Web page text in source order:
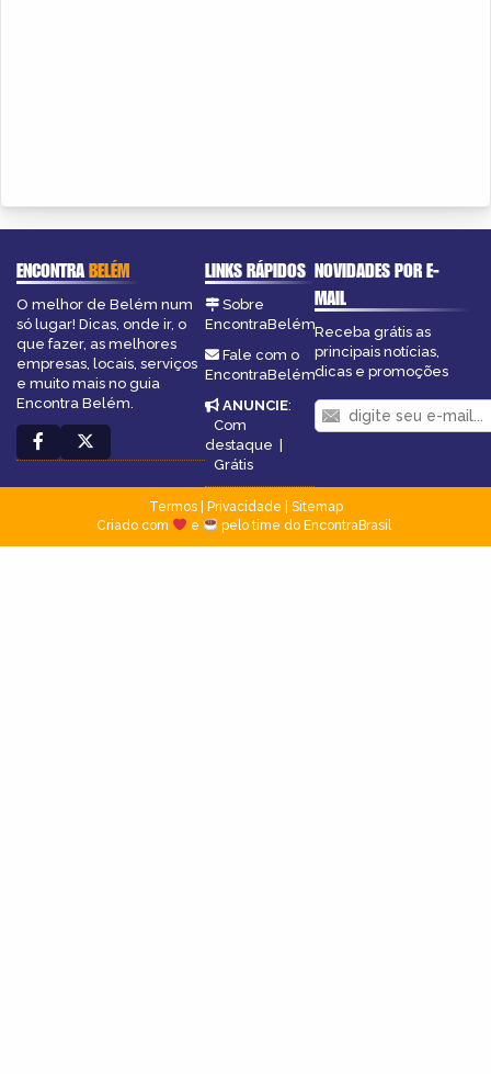
ENCONTRABELÉM
O melhor de Belém num
só lugar! Dicas, onde ir, o
que fazer, as melhores
empresas, locais, serviços
e muito mais no guia
Encontra Belém.
LINKS RÁPIDOS
Sobre
EncontraBelém
Fale com o
EncontraBelém
ANUNCIE:
Com
destaque |
Grátis
NOVIDADES POR E-
MAIL
Receba grátis as
principais notícias,
dicas e promoções
Termos| Privacidade
Sitemap
Criado com
e pelo time do EncontraBrasil